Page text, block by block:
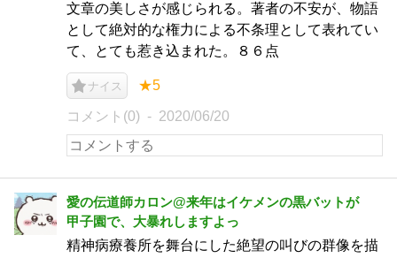
文章の美しさが感じられる。著者の不安が、物語
として絶対的な権力による不条理として表れてい
て、とても惹き込まれた。８６点
ナイス ★5
コメント(0) 2020/06/20
愛の伝道師カロン@来年はイケメンの黒バットが
甲子園で、大暴れしますよっ
精神病療養所を舞台にした絶望の叫びの群像を描